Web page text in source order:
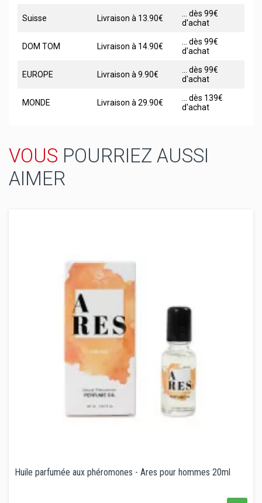
Suisse Livraison à 13.90€
... dès 99€
d'achat
DOM TOM Livraison à 14.90€
... dès 99€
d'achat
EUROPE Livraison à 9.90€
... dès 99€
d'achat
MONDE Livraison à 29.90€
... dès 139€
d'achat
VOUS POURRIEZ AUSSI
AIMER
Huile parfumée aux phéromones - Ares pour hommes 20ml